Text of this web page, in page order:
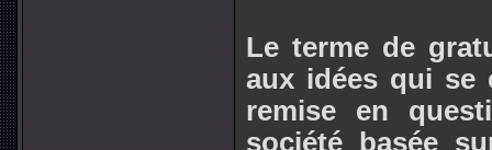
Le terme de
aux idées qui se
remise en
société basée